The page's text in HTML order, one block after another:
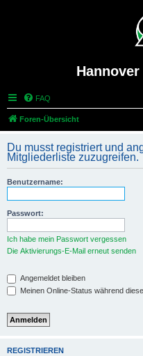
FAQ
Foren-Übersicht
Du musst registriert und
Mitgliederliste zuzugreifen.
Benutzername:
Passwort:
Ich habe mein Passwort vergessen
Die Aktivierungs-E-Mail erneut senden
Angemeldet bleiben
Meinen Online-Status während
REGISTRIEREN